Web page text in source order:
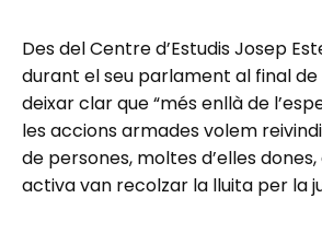
Des del Centre d’Estudis Josep
durant el seu parlament al final de
deixar clar que “més enllà de
les accions armades volem
de persones, moltes d’elles
activa van recolzar la lluita per la